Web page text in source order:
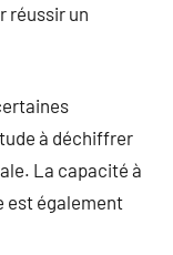
réussir un
à déchiffrer
La capacité à
est également